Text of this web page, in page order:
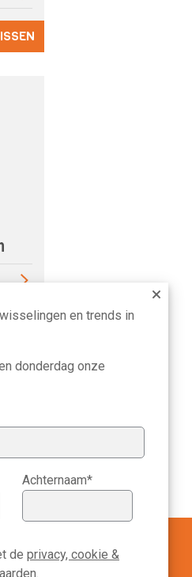
en trends in
donderdag onze
Achternaam*
de privacy, cookie &